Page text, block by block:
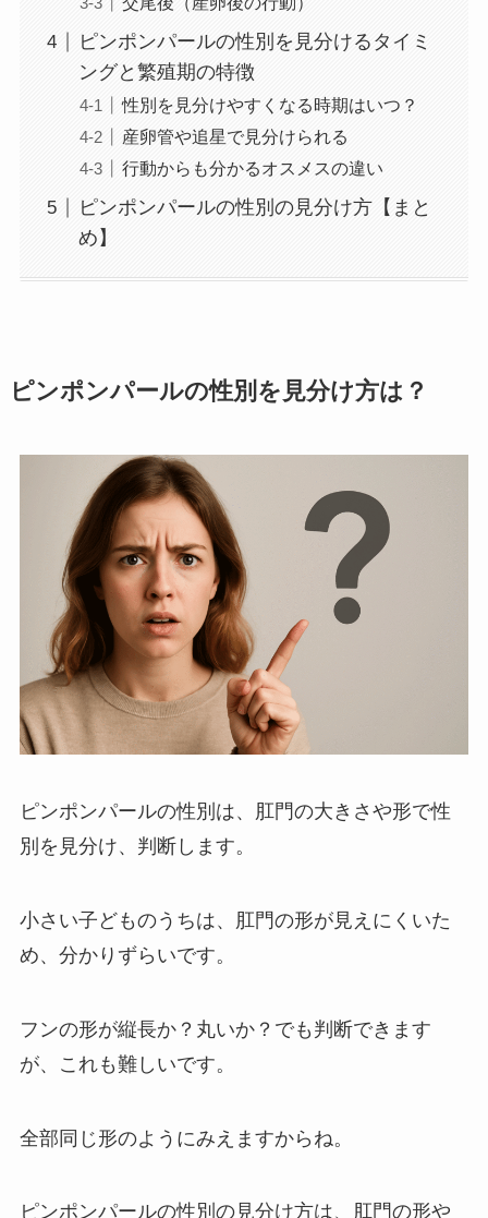
ピンポンパールの性別を見分けるタイミ
ングと繁殖期の特徴
性別を見分けやすくなる時期はいつ？
産卵管や追星で見分けられる
行動からも分かるオスメスの違い
ピンポンパールの性別の見分け方【まと
め】
ピンポンパールの性別を見分け方は？
ピンポンパールの性別は、
肛門の大きさや形で性
別を見分け、判断します。
小さい子どものうちは、肛門の形が見えにくいた
め、分かりずらいです。
フンの形が縦長か？丸いか？でも判断できます
が、これも難しいです。
全部同じ形のようにみえますからね。
ピンポンパールの性別の見分け方は、肛門の形や